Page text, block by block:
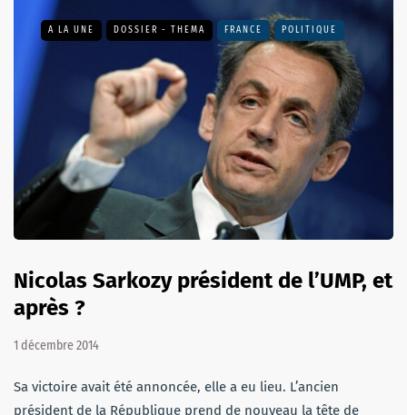
A LA UNE DOSSIER - THEMA FRANCE POLITIQUE
Nicolas Sarkozy président de l’UMP, et
après ?
1 décembre 2014
Sa victoire avait été annoncée, elle a eu lieu. L’ancien
président de la République prend de nouveau la tête de